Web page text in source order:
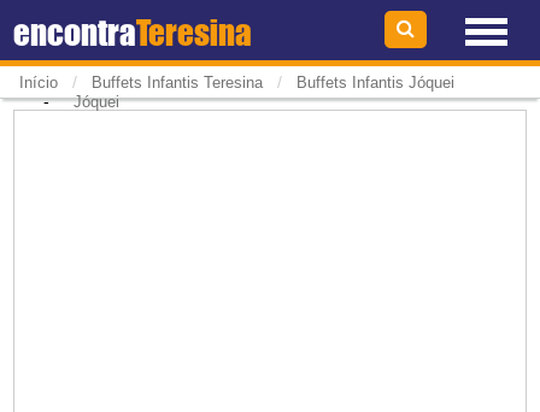
encontraTeresina
Início / Buffets Infantis Teresina / Buffets Infantis Jóquei
-Jóquei